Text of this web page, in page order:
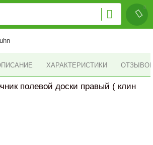
ХАРАКТЕРИСТИКИ ОТЗЫВОВ
полевой доски правый ( клин